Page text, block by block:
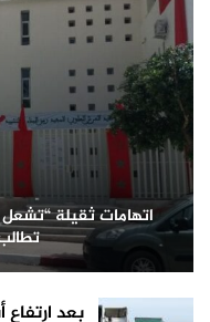
اتهامات ثقيلة “تشعل
بعد